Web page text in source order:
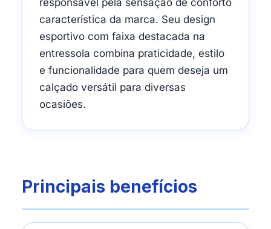
responsável pela sensação de conforto
característica da marca. Seu design
esportivo com faixa destacada na
entressola combina praticidade, estilo
e funcionalidade para quem deseja um
calçado versátil para diversas
ocasiões.
Principais benefícios